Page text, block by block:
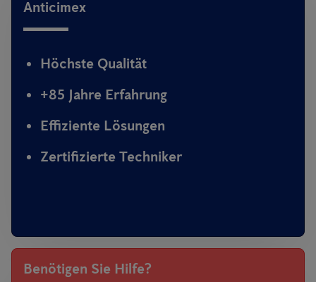
Anticimex
Höchste Qualität
+85 Jahre Erfahrung
Effiziente Lösungen
Zertifizierte Techniker
Benötigen Sie Hilfe?